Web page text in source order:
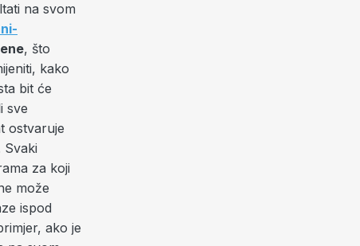
na svom
, što
kako
bit će
sve
ostvaruje
Svaki
za koji
može
ispod
ako je